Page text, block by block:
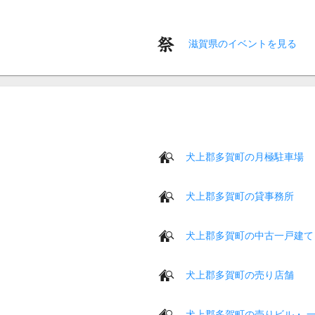
滋賀県のイベントを見る
犬上郡多賀町の月極駐車場
犬上郡多賀町の貸事務所
犬上郡多賀町の中古一戸建て
犬上郡多賀町の売り店舗